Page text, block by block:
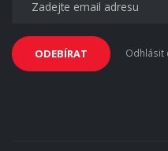
ODEBÍRAT Odhlásit